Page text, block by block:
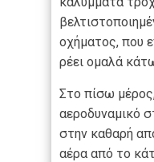
οχήματος, που
ρέει ομαλά
Στο πίσω
αεροδυναμικό
στην καθαρή
αέρα από το